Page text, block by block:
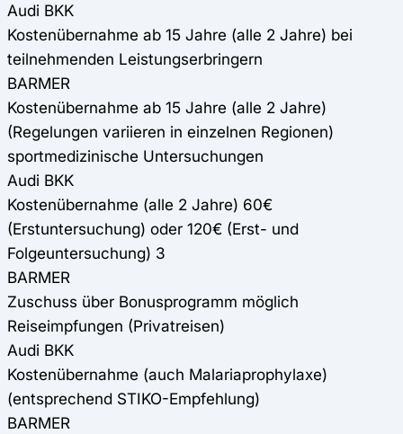
Audi BKK
Kostenübernahme ab 15 Jahre (alle 2 Jahre) bei
teilnehmenden Leistungserbringern
BARMER
Kostenübernahme ab 15 Jahre (alle 2 Jahre)
(Regelungen variieren in einzelnen Regionen)
sportmedizinische Untersuchungen
Audi BKK
Kostenübernahme (alle 2 Jahre) 60€
(Erstuntersuchung) oder 120€ (Erst- und
Folgeuntersuchung) 3
BARMER
Zuschuss über Bonusprogramm möglich
Reiseimpfungen (Privatreisen)
Audi BKK
Kostenübernahme (auch Malariaprophylaxe)
(entsprechend STIKO-Empfehlung)
BARMER